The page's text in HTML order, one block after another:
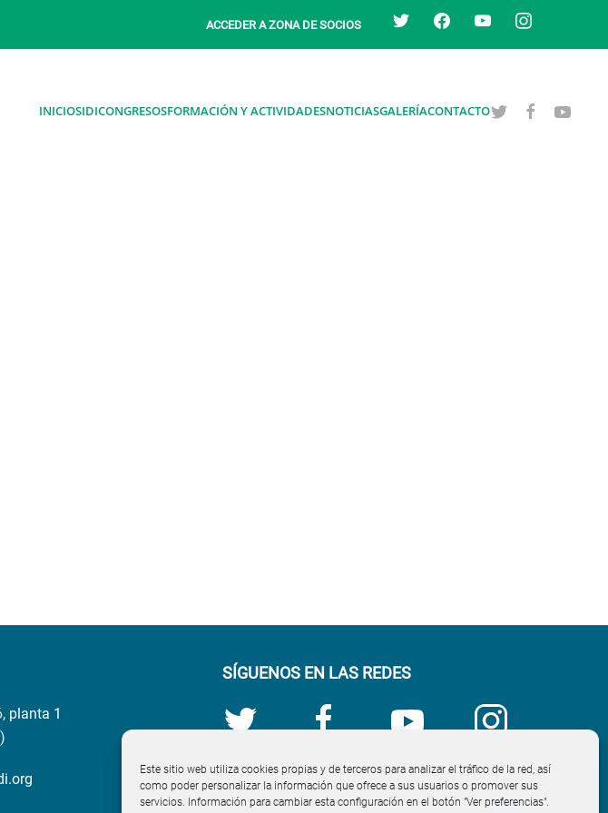
Este sitio web utiliza cookies propias y de terceros para analizar el tráfico de la red, así
como poder personalizar la información que ofrece a sus usuarios o promover sus
servicios. Información para cambiar esta configuración en el botón "Ver preferencias".
ACCEDER A ZONA DE SOCIOS
twitter facebook youtube instagram
INICIOSIDICONGRESOSFORMACIÓN Y ACTIVIDADESNOTICIASGALERÍACONTACTO
planta 1
SÍGUENOS EN LAS REDES